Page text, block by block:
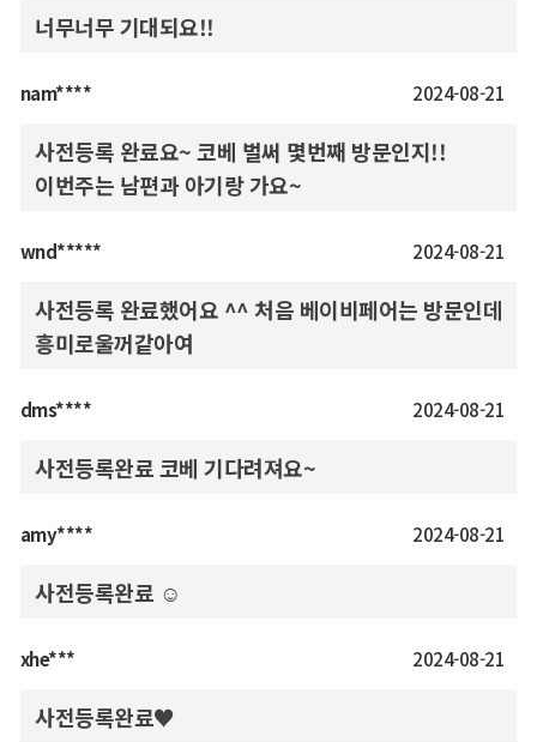
너무너무 기대되요!!
nam**** 2024-08-21
사전등록 완료요~ 코베 벌써 몇번째 방문인지!!
이번주는 남편과 아기랑 가요~
wnd***** 2024-08-21
사전등록 완료했어요 ^^ 처음 베이비페어는 방문인데
흥미로울꺼같아여
dms**** 2024-08-21
사전등록완료 코베 기다려져요~
amy**** 2024-08-21
사전등록완료 ☺️
xhe*** 2024-08-21
사전등록완료♥️